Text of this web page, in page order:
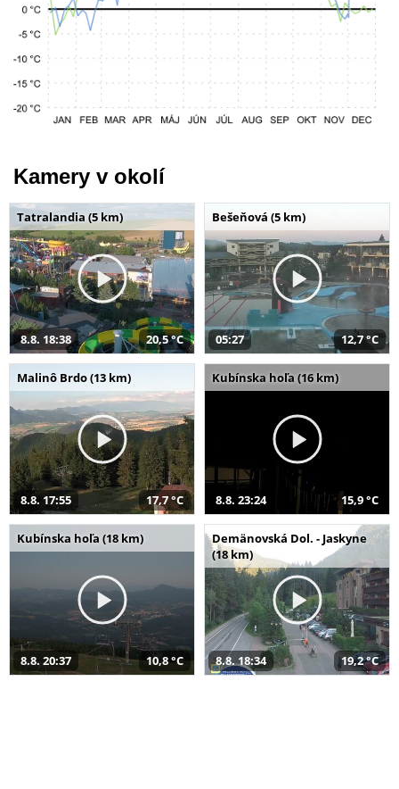
Kamery v okolí
Tatralandia (5 km)
8.8. 18:38 20,5 °C
Bešeňová (5 km)
05:27 12,7 °C
Malinô Brdo (13 km)
8.8. 17:55 17,7 °C
Kubínska hoľa (16 km)
8.8. 23:24 15,9 °C
Kubínska hoľa (18 km)
8.8. 20:37 10,8 °C
Demänovská Dol. - Jaskyne
(18 km)
8.8. 18:34 19,2 °C